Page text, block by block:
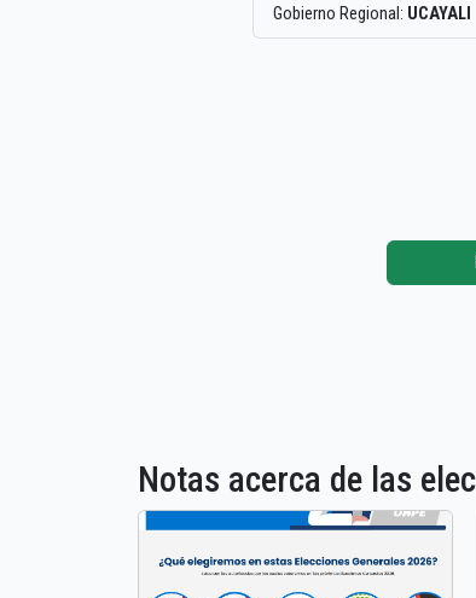
Gobierno Regional: UCAYALI
Notas acerca de las